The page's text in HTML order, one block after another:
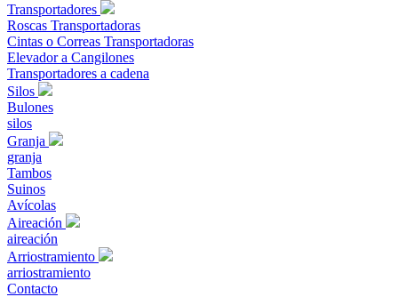
Transportadores
Roscas Transportadoras
Cintas o Correas Transportadoras
Elevador a Cangilones
Transportadores a cadena
Silos
Bulones
silos
Granja
granja
Tambos
Suinos
Avícolas
Aireación
aireación
Arriostramiento
arriostramiento
Contacto